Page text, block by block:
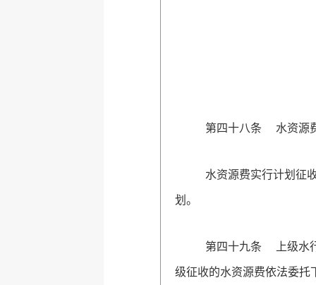
第四十八条 水资源
水资源费实行计划征
划。
第四十九条 上级水
级征收的水资源费依法委托